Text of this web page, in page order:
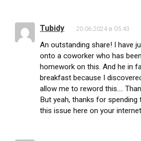
Tubidy 20.06.2024 в 05:43
An outstanding share! I have
onto a coworker who has
homework on this. And he in
breakfast because I
allow me to reword this….
But yeah, thanks for
this issue here on your